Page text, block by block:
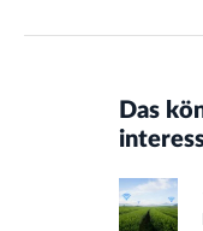
Das